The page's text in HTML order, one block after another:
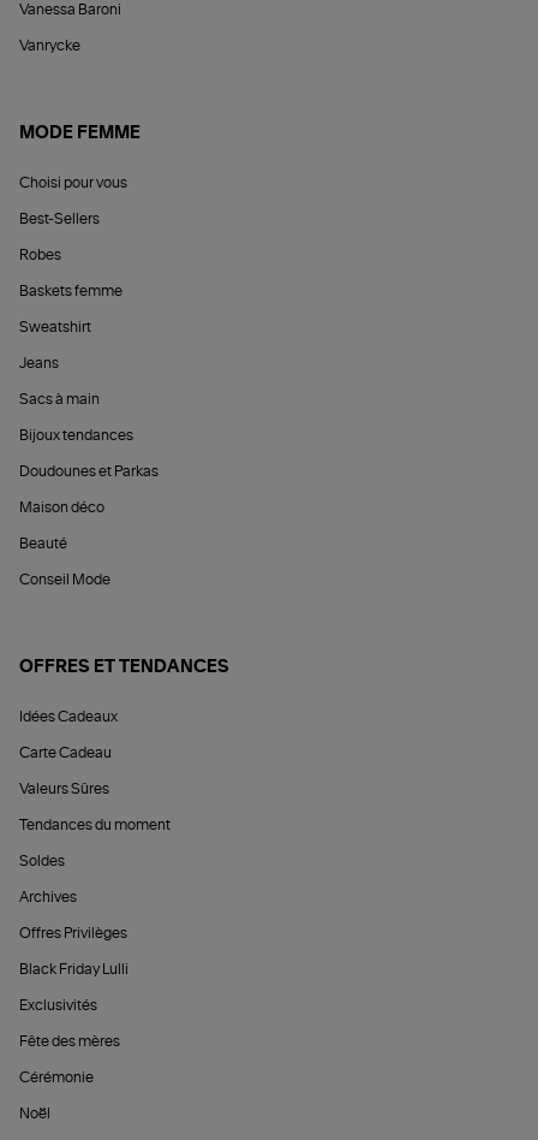
Vanessa Baroni
Vanrycke
MODE FEMME
Choisi pour vous
Best-Sellers
Robes
Baskets femme
Sweatshirt
Jeans
Sacs à main
Bijoux tendances
Doudounes et Parkas
Maison déco
Beauté
Conseil Mode
OFFRES ET TENDANCES
Idées Cadeaux
Carte Cadeau
Valeurs Sûres
Tendances du moment
Soldes
Archives
Offres Privilèges
Black Friday Lulli
Exclusivités
Fête des mères
Cérémonie
Noël